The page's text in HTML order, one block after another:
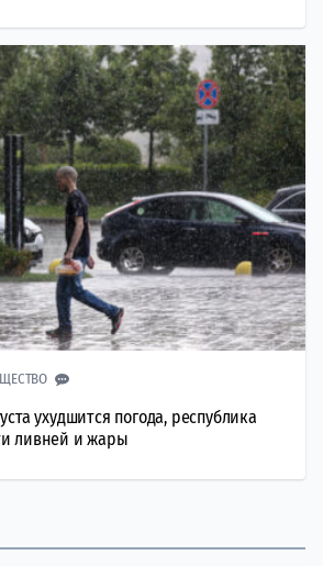
ухудшится погода, республика
ливней и жары